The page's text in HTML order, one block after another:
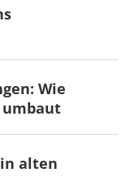
Wie
umbaut
alten